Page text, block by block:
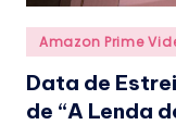
Posted
in
Amazon Prime
Data de
de “A Lenda